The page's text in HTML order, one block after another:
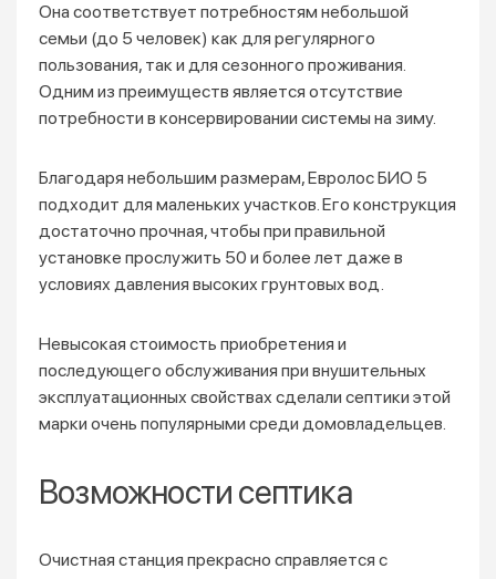
Она соответствует потребностям небольшой
семьи (до 5 человек) как для регулярного
пользования, так и для сезонного проживания.
Одним из преимуществ является отсутствие
потребности в консервировании системы на зиму.
Благодаря небольшим размерам, Евролос БИО 5
подходит для маленьких участков. Его конструкция
достаточно прочная, чтобы при правильной
установке прослужить 50 и более лет даже в
условиях давления высоких грунтовых вод.
Невысокая стоимость приобретения и
последующего обслуживания при внушительных
эксплуатационных свойствах сделали септики этой
марки очень популярными среди домовладельцев.
Возможности септика
Очистная станция прекрасно справляется с